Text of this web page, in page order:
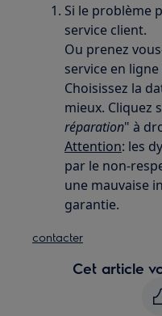
Si le problème
service client.
Ou prenez
service en
Choisissez la
mieux. Cliquez
réparation" à
Attention: les
par le non-
une mauvaise
garantie.
contacter
Cet article